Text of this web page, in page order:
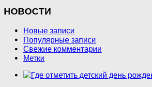
НОВОСТИ
Новые записи
Популярные записи
Свежие комментарии
Метки